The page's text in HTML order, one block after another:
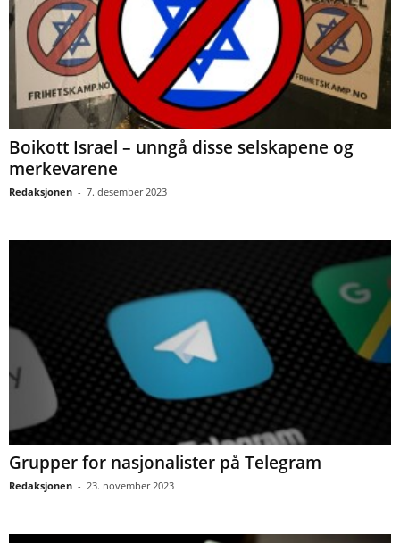
Boikott Israel – unngå disse selskapene og
merkevarene
Redaksjonen - 7. desember 2023
Grupper for nasjonalister på Telegram
Redaksjonen - 23. november 2023